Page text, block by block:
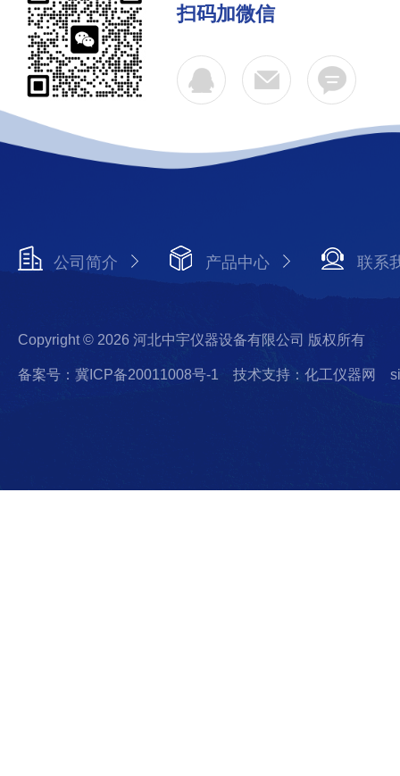
扫码加微信
公司简介 产品中心 联系
Copyright © 2026 河北中宇仪器设备有限公司 版权所有
备案号：冀ICP备20011008号-1 技术支持：化工仪器网